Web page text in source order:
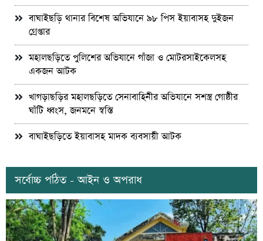
বাঘাইছড়ি থানার বিশেষ অভিযানে ৯৮ পিস ইয়াবাসহ দুইজন
গ্রেপ্তার
মহালছড়িতে পুলিশের অভিযানে গাঁজা ও মোটরসাইকেলসহ
একজন আটক
খাগড়াছড়ির মহালছড়িতে সেনাবাহিনীর অভিযানে সশস্ত্র গোষ্ঠীর
ঘাঁটি ধ্বংস, জনমনে স্বস্তি
বাঘাইছড়িতে ইয়াবাসহ মাদক ব্যবসায়ী আটক
সর্বোচ্চ পঠিত - আইন ও অপরাধ